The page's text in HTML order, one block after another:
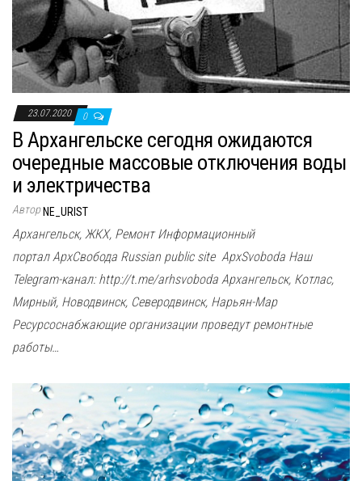
23.07.2020 0
В Архангельске сегодня ожидаются
очередные массовые отключения воды
и электричества
Автор NE_URIST
Архангельск, ЖКХ, Ремонт Информационный
портал АрхСвобода Russian public site ApxSvoboda Наш
Telegram-канал: http://t.me/arhsvoboda Архангельск, Котлас,
Мирный, Новодвинск, Северодвинск, Нарьян-Мар
Ресурсоснабжающие организации проведут ремонтные
работы…